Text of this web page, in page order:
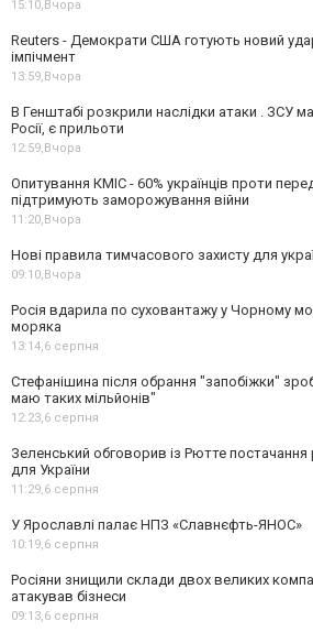
15:10,Вчора
Reuters - Демократи США готують новий
імпічмент
13:59,Вчора
В Генштабі розкрили наслідки атаки . ЗСУ
Росії, є прильоти
12:59,Вчора
Опитування КМІС - 60% українців проти
підтримують заморожування війни
11:20,Вчора
Нові правила тимчасового захисту для
09:10,Вчора
Росія вдарила по суховантажу у Чорному
моряка
13:14,6 серпня
Стефанішина після обрання "запобіжки"
маю таких мільйонів"
12:23,6 серпня
Зеленський обговорив із Рютте
для України
11:29,6 серпня
У Ярославлі палає НПЗ «Славнєфть-ЯНОС»
10:19,6 серпня
Росіяни знищили склади двох великих
атакував бізнеси
09:13,6 серпня